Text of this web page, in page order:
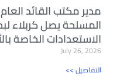
مدير مكتب القائد
المسلحة يصل كربلاء
الاستعدادات الخاصة
July 26, 2026
<< التفاصيل